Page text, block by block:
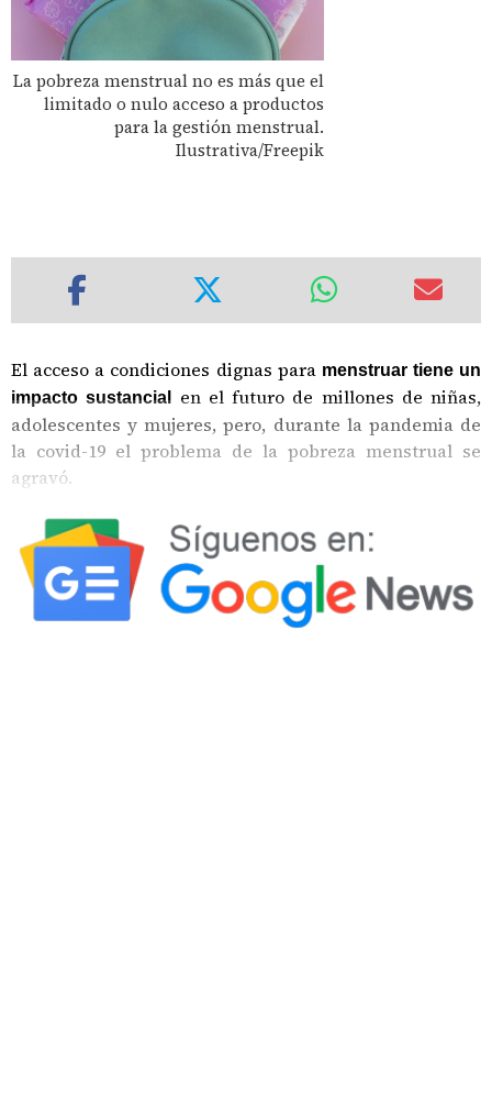
La pobreza menstrual no es más que el
limitado o nulo acceso a productos
para la gestión menstrual.
Ilustrativa/Freepik
El acceso a condiciones dignas para menstruar tiene un
impacto sustancial en el futuro de millones de niñas,
adolescentes y mujeres, pero, durante la pandemia de
la covid-19 el problema de la pobreza menstrual se
agravó.